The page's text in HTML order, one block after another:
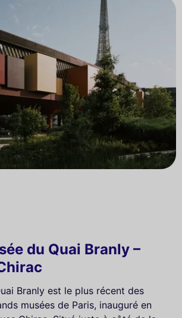
du Quai Branly –
Branly est le plus récent des
musées de Paris, inauguré en